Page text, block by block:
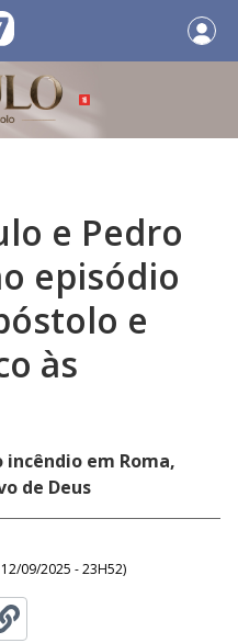
e Pedro
episódio
e
às
em Roma,
de Deus
12/09/2025 - 23H52)